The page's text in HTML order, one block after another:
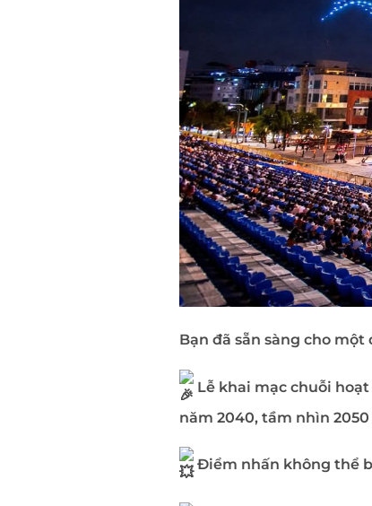
Bạn đã sẵn sàng cho
Lễ khai mạc chuỗi hoạt
năm 2040, tầm nhìn
Điểm nhấn không thể